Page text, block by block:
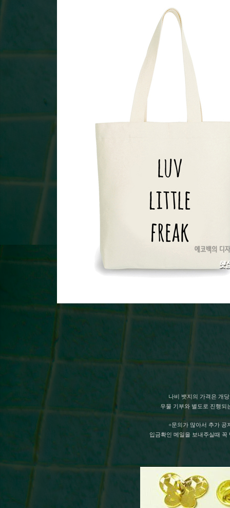
나비 뱃지의 가격은 개
우물 기부와 별도로 진행되
+문의가 많아서 추가 공
입금확인 메일을 보내주실때